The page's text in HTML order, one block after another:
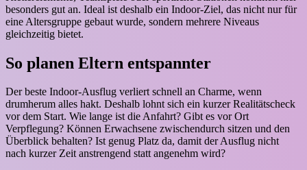
besonders gut an. Ideal ist deshalb ein Indoor-Ziel, das nicht nur für
eine Altersgruppe gebaut wurde, sondern mehrere Niveaus
gleichzeitig bietet.
So planen Eltern entspannter
Der beste Indoor-Ausflug verliert schnell an Charme, wenn
drumherum alles hakt. Deshalb lohnt sich ein kurzer Realitätscheck
vor dem Start. Wie lange ist die Anfahrt? Gibt es vor Ort
Verpflegung? Können Erwachsene zwischendurch sitzen und den
Überblick behalten? Ist genug Platz da, damit der Ausflug nicht
nach kurzer Zeit anstrengend statt angenehm wird?